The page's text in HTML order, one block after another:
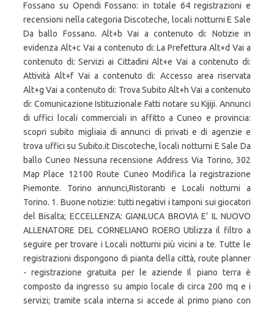
Fossano su Opendi Fossano: in totale 64 registrazioni e
recensioni nella categoria Discoteche, locali notturni E Sale
Da ballo Fossano. Alt+b Vai a contenuto di: Notizie in
evidenza Alt+c Vai a contenuto di: La Prefettura Alt+d Vai a
contenuto di: Servizi ai Cittadini Alt+e Vai a contenuto di:
Attività Alt+f Vai a contenuto di: Accesso area riservata
Alt+g Vai a contenuto di: Trova Subito Alt+h Vai a contenuto
di: Comunicazione Istituzionale Fatti notare su Kijiji. Annunci
di uffici locali commerciali in affitto a Cuneo e provincia:
scopri subito migliaia di annunci di privati e di agenzie e
trova uffici su Subito.it Discoteche, locali notturni E Sale Da
ballo Cuneo Nessuna recensione Address Via Torino, 302
Map Place 12100 Route Cuneo Modifica la registrazione
Piemonte. Torino annunci,Ristoranti e Locali notturni a
Torino. 1. Buone notizie: tutti negativi i tamponi sui giocatori
del Bisalta; ECCELLENZA: GIANLUCA BROVIA E’ IL NUOVO
ALLENATORE DEL CORNELIANO ROERO Utilizza il filtro a
seguire per trovare i Locali notturni più vicini a te. Tutte le
registrazioni dispongono di pianta della città, route planner
- registrazione gratuita per le aziende Il piano terra è
composto da ingresso su ampio locale di circa 200 mq e i
servizi; tramite scala interna si accede al primo piano con